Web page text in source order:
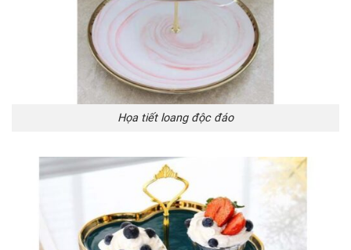
Họa tiết loang độc đáo